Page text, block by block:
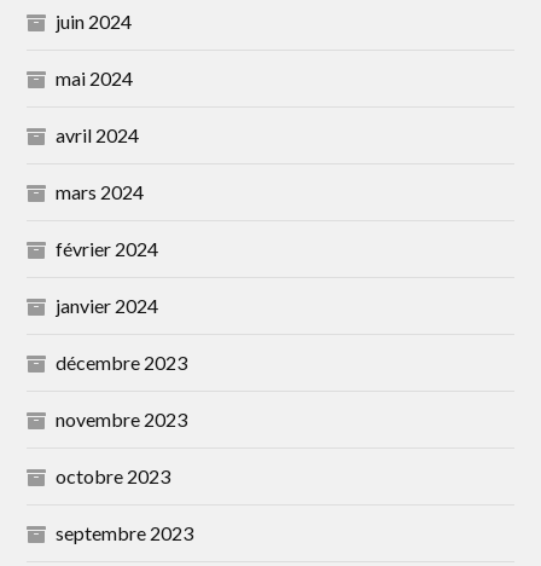
juin 2024
mai 2024
avril 2024
mars 2024
février 2024
janvier 2024
décembre 2023
novembre 2023
octobre 2023
septembre 2023